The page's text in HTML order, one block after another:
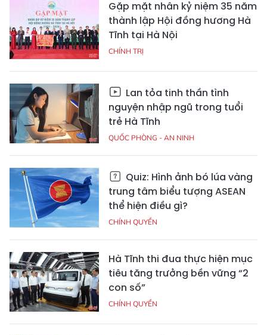
Gặp mặt nhân kỷ niệm 35 năm
thành lập Hội đồng hương Hà
Tĩnh tại Hà Nội
CHÍNH TRỊ
Lan tỏa tinh thần tình
nguyện nhập ngũ trong tuổi
trẻ Hà Tĩnh
QUỐC PHÒNG - AN NINH
Quiz: Hình ảnh bó lúa vàng
trung tâm biểu tượng ASEAN
thể hiện điều gì?
CHÍNH QUYỀN
Hà Tĩnh thi đua thực hiện mục
tiêu tăng trưởng bền vững “2
con số”
CHÍNH QUYỀN